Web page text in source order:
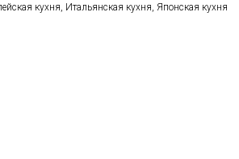
кухня, Итальянская кухня, Японская кухня